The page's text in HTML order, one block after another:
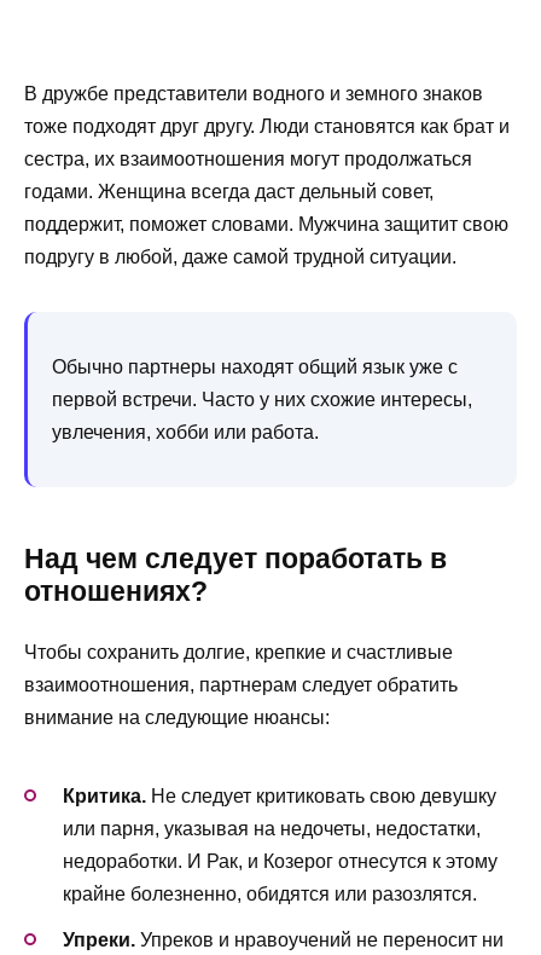
В дружбе представители водного и земного знаков
тоже подходят друг другу. Люди становятся как брат и
сестра, их взаимоотношения могут продолжаться
годами. Женщина всегда даст дельный совет,
поддержит, поможет словами. Мужчина защитит свою
подругу в любой, даже самой трудной ситуации.
Обычно партнеры находят общий язык уже с
первой встречи. Часто у них схожие интересы,
увлечения, хобби или работа.
Над чем следует поработать в
отношениях?
Чтобы сохранить долгие, крепкие и счастливые
взаимоотношения, партнерам следует обратить
внимание на следующие нюансы:
Критика. Не следует критиковать свою девушку
или парня, указывая на недочеты, недостатки,
недоработки. И Рак, и Козерог отнесутся к этому
крайне болезненно, обидятся или разозлятся.
Упреки. Упреков и нравоучений не переносит ни